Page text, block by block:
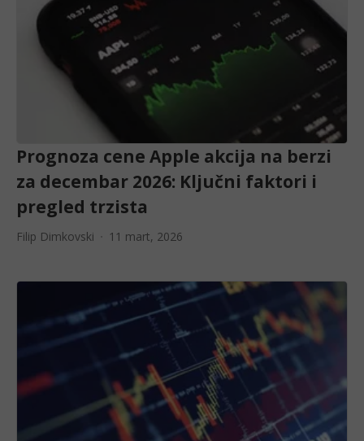
Prognoza cene Apple akcija na berzi
za decembar 2026: Ključni faktori i
pregled trzista
Filip Dimkovski 11 mart, 2026